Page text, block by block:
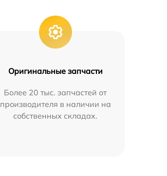
Оригинальные запчасти
Более 20 тыс. запчастей от
производителя в наличии на
собственных складах.